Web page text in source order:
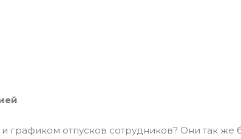
отпусков сотрудников? Они так же